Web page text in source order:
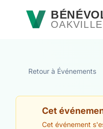
Passer au contenu
OAKVILLE
Retour à Événements
Cet
Cet événement